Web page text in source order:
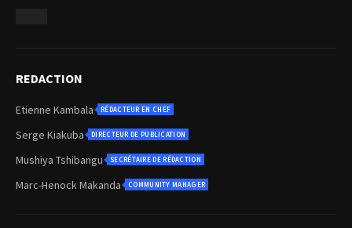
REDACTION
Etienne Kambala RÉDACTEUR EN CHEF
Serge Kiakuba DIRECTEUR DE PUBLICATION
Mushiya Tshibangu SECRÉTAIRE DE RÉDACTION
Marc-Henock Makanda COMMUNITY MANAGER